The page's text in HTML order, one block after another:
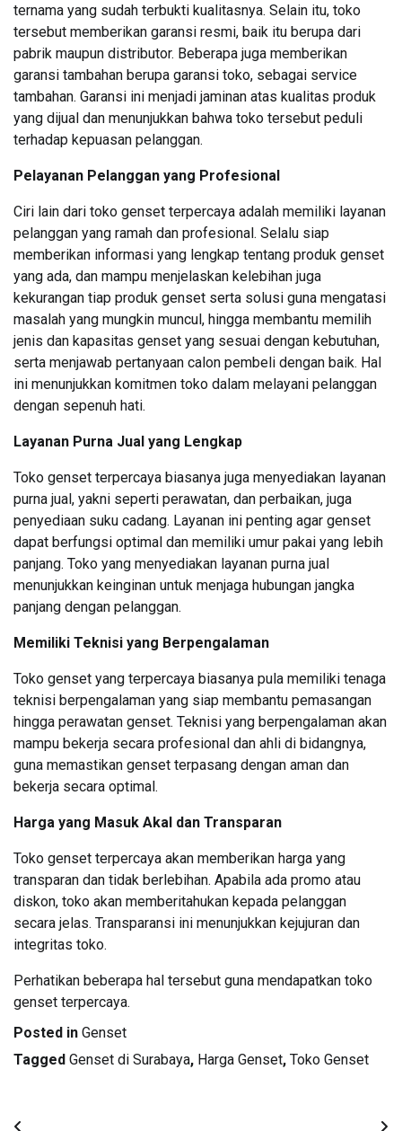
ternama yang sudah terbukti kualitasnya. Selain itu, toko
tersebut memberikan garansi resmi, baik itu berupa dari
pabrik maupun distributor. Beberapa juga memberikan
garansi tambahan berupa garansi toko, sebagai service
tambahan. Garansi ini menjadi jaminan atas kualitas produk
yang dijual dan menunjukkan bahwa toko tersebut peduli
terhadap kepuasan pelanggan.
Pelayanan Pelanggan yang Profesional
Ciri lain dari toko genset terpercaya adalah memiliki layanan
pelanggan yang ramah dan profesional. Selalu siap
memberikan informasi yang lengkap tentang produk genset
yang ada, dan mampu menjelaskan kelebihan juga
kekurangan tiap produk genset serta solusi guna mengatasi
masalah yang mungkin muncul, hingga membantu memilih
jenis dan kapasitas genset yang sesuai dengan kebutuhan,
serta menjawab pertanyaan calon pembeli dengan baik. Hal
ini menunjukkan komitmen toko dalam melayani pelanggan
dengan sepenuh hati.
Layanan Purna Jual yang Lengkap
Toko genset terpercaya biasanya juga menyediakan layanan
purna jual, yakni seperti perawatan, dan perbaikan, juga
penyediaan suku cadang. Layanan ini penting agar genset
dapat berfungsi optimal dan memiliki umur pakai yang lebih
panjang. Toko yang menyediakan layanan purna jual
menunjukkan keinginan untuk menjaga hubungan jangka
panjang dengan pelanggan.
Memiliki Teknisi yang Berpengalaman
Toko genset yang terpercaya biasanya pula memiliki tenaga
teknisi berpengalaman yang siap membantu pemasangan
hingga perawatan genset. Teknisi yang berpengalaman akan
mampu bekerja secara profesional dan ahli di bidangnya,
guna memastikan genset terpasang dengan aman dan
bekerja secara optimal.
Harga yang Masuk Akal dan Transparan
Toko genset terpercaya akan memberikan harga yang
transparan dan tidak berlebihan. Apabila ada promo atau
diskon, toko akan memberitahukan kepada pelanggan
secara jelas. Transparansi ini menunjukkan kejujuran dan
integritas toko.
Perhatikan beberapa hal tersebut guna mendapatkan toko
genset terpercaya.
Posted in Genset
Tagged Genset di Surabaya, Harga Genset, Toko Genset